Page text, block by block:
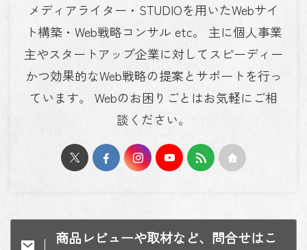
メディアライター・STUDIOを用いたWebサイ
ト構築・Web戦略コンサル etc。 主に個人事業
主やスタートアップ企業に対してスピーディー
かつ効果的なWeb戦略の提案とサポートを行っ
ています。 Webのお困りごとはお気軽にご相
談ください。
商品レビューや取材など、問合せはこ